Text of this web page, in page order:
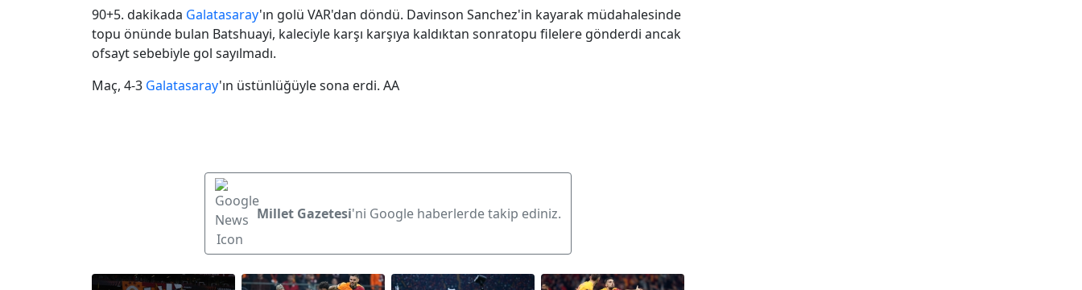
90+5. dakikada Galatasaray'ın golü VAR'dan döndü. Davinson Sanchez'in kayarak müdahalesinde
topu önünde bulan Batshuayi, kaleciyle karşı karşıya kaldıktan sonratopu filelere gönderdi ancak
ofsayt sebebiyle gol sayılmadı.
Maç, 4-3 Galatasaray'ın üstünlüğüyle sona erdi. AA
Millet Gazetesi'ni Google haberlerde takip ediniz.